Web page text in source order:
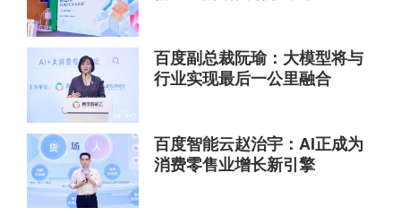
百度副总裁阮瑜：大模型将与
行业实现最后一公里融合
百度智能云赵治宇：AI正成为
消费零售业增长新引擎